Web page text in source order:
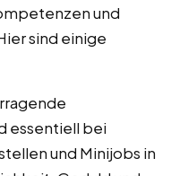
und
sind einige
essentiell bei
und Minijobs in